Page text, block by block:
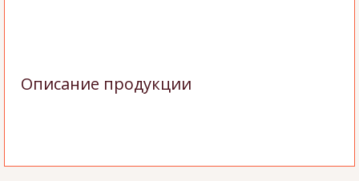
Описание продукции